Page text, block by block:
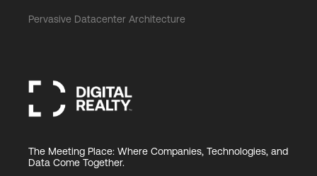
Pervasive Datacenter Architecture
The Meeting Place: Where Companies, Technologies, and
Data Come Together.